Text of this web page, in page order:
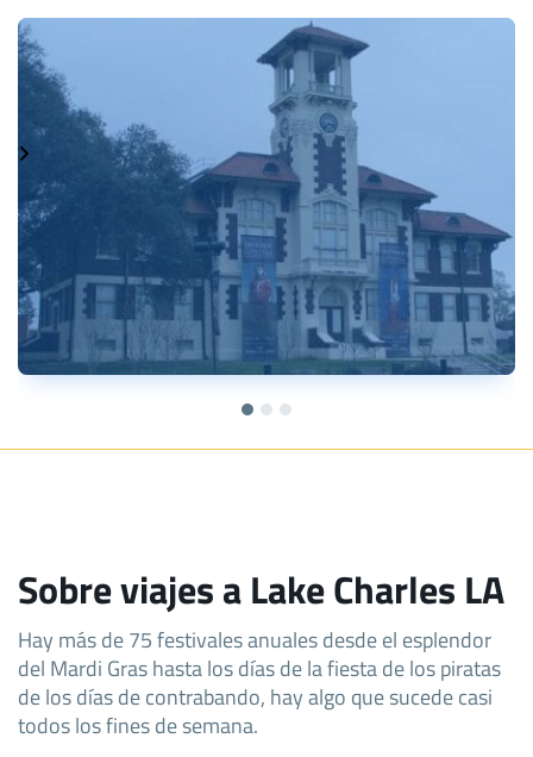
Sobre viajes a Lake Charles LA
Hay más de 75 festivales anuales desde el esplendor
del Mardi Gras hasta los días de la fiesta de los piratas
de los días de contrabando, hay algo que sucede casi
todos los fines de semana.